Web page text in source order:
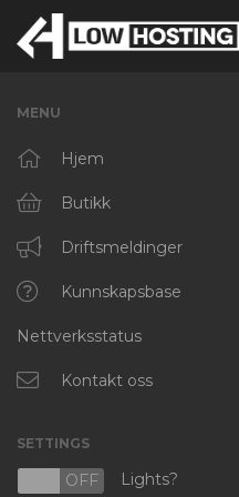
MENU
Hjem
Butikk
Bla gjennom alle
RKVMPROTECTED
IKVMPROTECTED
XKVMPROTECTED
Protected Web Hosting
Driftsmeldinger
Kunnskapsbase
Nettverksstatus
Kontakt oss
SETTINGS
OFF Lights?